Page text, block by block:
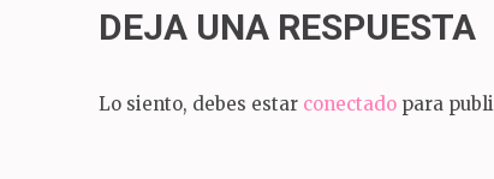
entradas
DEJA UNA RESPUESTA
Lo siento, debes estar conectado para